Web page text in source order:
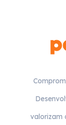
valorizam